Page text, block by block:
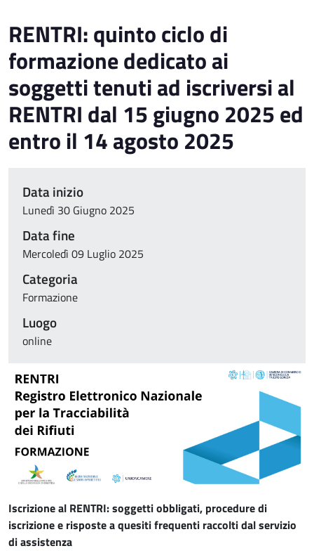
RENTRI: quinto ciclo di
formazione dedicato ai
soggetti tenuti ad iscriversi al
RENTRI dal 15 giugno 2025 ed
entro il 14 agosto 2025
Immagine
Iscrizione al RENTRI: soggetti obbligati, procedure di
iscrizione e risposte a quesiti frequenti raccolti dal servizio
di assistenza
Data inizio
Lunedì 30 Giugno 2025
Data fine
Mercoledì 09 Luglio 2025
Categoria
Formazione
Luogo
online